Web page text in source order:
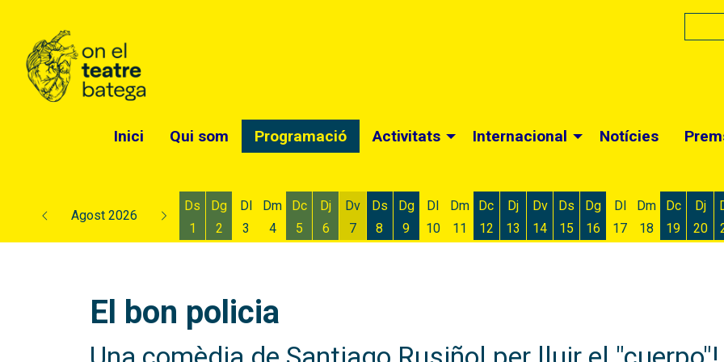
Inici Qui som Programació Activitats Internacional Notícies
Agost 2026
Ds
1
Dg
2
Dl
3
Dm
4
Dc
5
Dj
6
Dv
7
Ds
8
Dg
9
Dl
10
Dm
11
Dc
12
Dj
13
Dv
14
Ds
15
Dg
16
Dl
17
Dm
18
Dc
19
Dj
20
El bon policia